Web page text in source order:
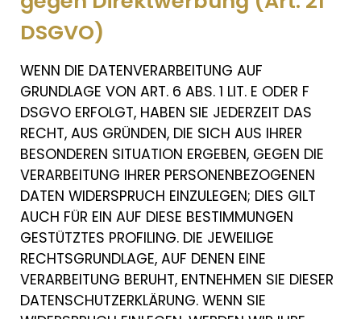
DSGVO)
WENN DIE DATENVERARBEITUNG AUF
GRUNDLAGE VON ART. 6 ABS. 1 LIT. E ODER F
DSGVO ERFOLGT, HABEN SIE JEDERZEIT DAS
RECHT, AUS GRÜNDEN, DIE SICH AUS IHRER
BESONDEREN SITUATION ERGEBEN, GEGEN DIE
VERARBEITUNG IHRER PERSONENBEZOGENEN
DATEN WIDERSPRUCH EINZULEGEN; DIES GILT
AUCH FÜR EIN AUF DIESE BESTIMMUNGEN
GESTÜTZTES PROFILING. DIE JEWEILIGE
RECHTSGRUNDLAGE, AUF DENEN EINE
VERARBEITUNG BERUHT, ENTNEHMEN SIE DIESER
DATENSCHUTZERKLÄRUNG. WENN SIE